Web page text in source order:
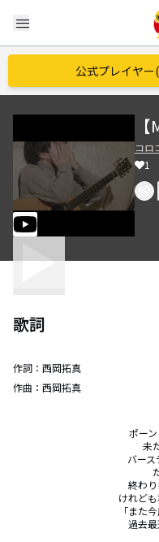
menu
公式プレイヤ
コロ
1
歌詞
作詞： 西岡拓真
作曲： 西岡拓真
ポー
未
バー
終わ
けれど
「また
過去